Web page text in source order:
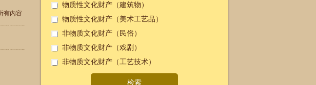
有內容
物质性文化财产（建筑物）
物质性文化财产（美术工艺品）
非物质文化财产（民俗）
非物质文化财产（戏剧）
非物质文化财产（工艺技术）
检索